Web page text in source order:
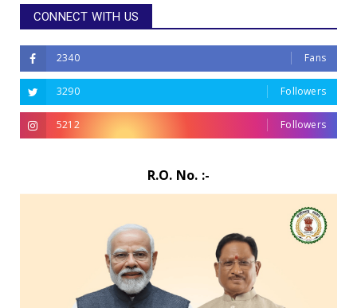
CONNECT WITH US
2340 Fans
3290 Followers
5212 Followers
R.O. No. :-